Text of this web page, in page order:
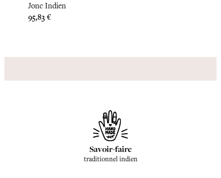
Jonc Indien
Prix
95,83 €
Savoir-faire
traditionnel indien